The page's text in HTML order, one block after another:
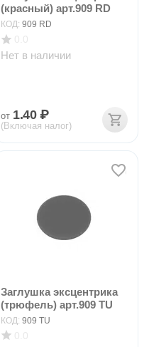
(красный) арт.909 RD
КОД: 909 RD
Нет в наличии
от 1.40 ₽
(Включая налог)
Заглушка эксцентрика
(трюфель) арт.909 TU
КОД: 909 TU